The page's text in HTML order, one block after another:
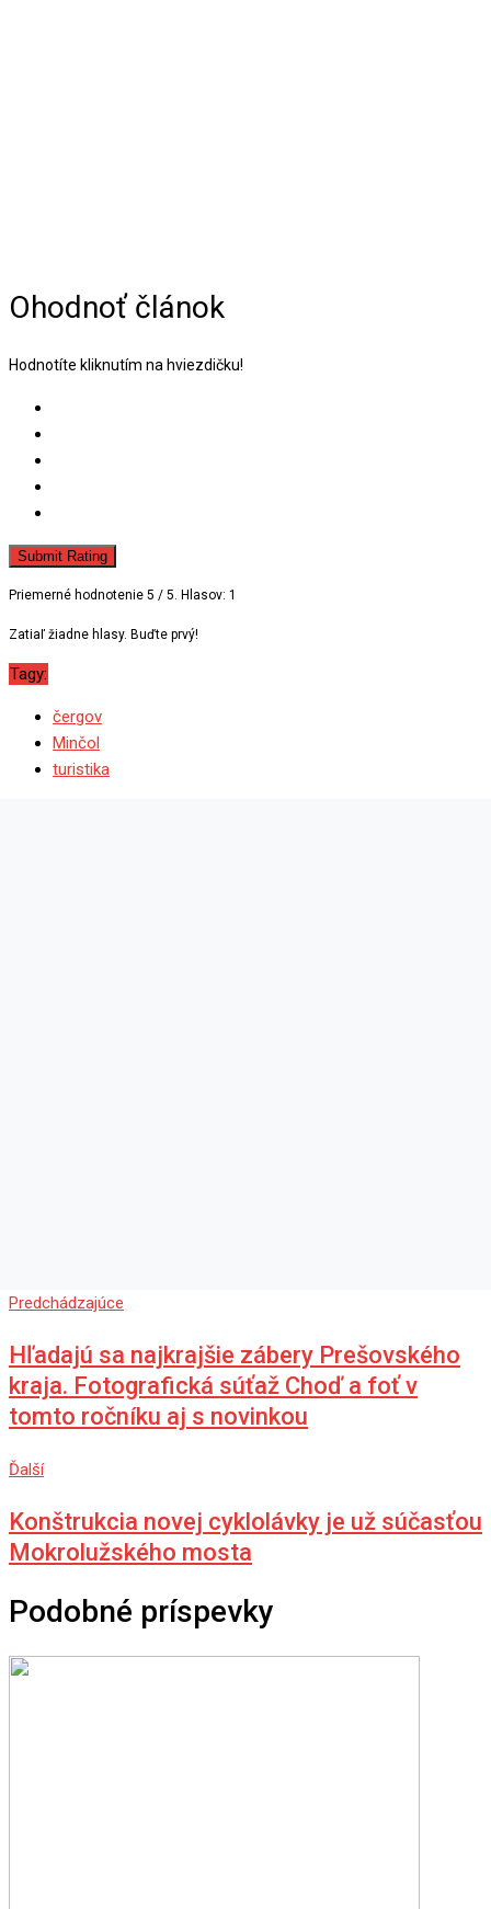
Ohodnoť článok
Hodnotíte kliknutím na hviezdičku!
Submit Rating
Priemerné hodnotenie 5 / 5. Hlasov: 1
Zatiaľ žiadne hlasy. Buďte prvý!
Tagy:
čergov
Minčol
turistika
Predchádzajúce
Hľadajú sa najkrajšie zábery Prešovského
kraja. Fotografická súťaž Choď a foť v
tomto ročníku aj s novinkou
Ďalší
Konštrukcia novej cyklolávky je už súčasťou
Mokrolužského mosta
Podobné príspevky